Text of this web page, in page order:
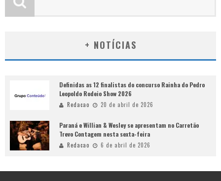
+ NOTÍCIAS
Definidas as 12 finalistas do concurso Rainha do Pedro
Leopoldo Rodeio Show 2026
Redacao 20 de abril de 2026
Paraná e Willian & Wesley se apresentam no Carretão
Trevo Contagem nesta sexta-feira
Redacao 6 de abril de 2026